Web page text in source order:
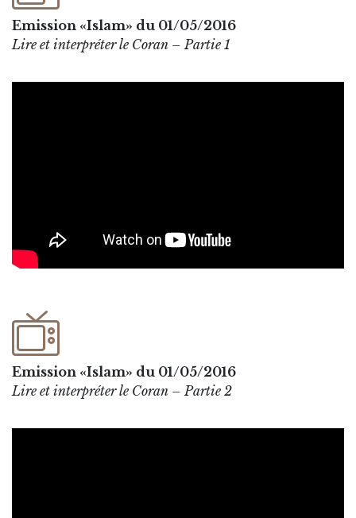
Emission «Islam» du 01/05/2016
Lire et interpréter le Coran – Partie 1
Emission «Islam» du 01/05/2016
Lire et interpréter le Coran – Partie 2